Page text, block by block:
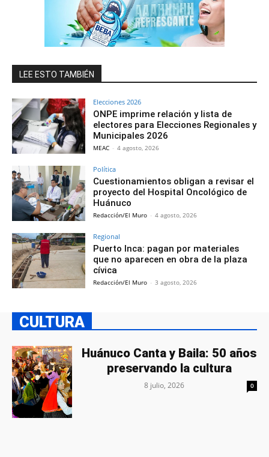
LEE ESTO TAMBIÉN
Elecciones 2026
ONPE imprime relación y lista de
electores para Elecciones Regionales y
Municipales 2026
MEAC - 4 agosto, 2026
Política
Cuestionamientos obligan a revisar el
proyecto del Hospital Oncológico de
Huánuco
Redacción/El Muro - 4 agosto, 2026
Regional
Puerto Inca: pagan por materiales
que no aparecen en obra de la plaza
cívica
Redacción/El Muro - 3 agosto, 2026
CULTURA
Huánuco Canta y Baila: 50 años
preservando la cultura
8 julio, 2026 0